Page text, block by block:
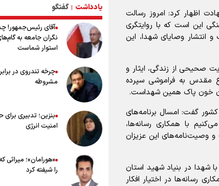
اظهار کرد: امروز رسالت
این است که با روایتگری
و انتشار وصایای شهدا، این
صحیحی از زندگی، ایثار و
مقدس به فراموشی سپرده
خون پاک همین شهداست.
گفت: امسال برنامه‌های
با همکاری رسانه‌ها،
و وصیت‌نامه‌های این عزیزان
و آثار مرتبط با شهدا در بنیاد شهید استان
رسانه‌ها در اختیار افکار
ایران برگردیم/ حضور شهاب حسینی در
تیم انگیزه می‌دهد/ امیدوارم
فصل موفقی داشته باشد
اردوی تیم ملی تکواندو
دانیال شه‌بخش: اردوی ازبکستان
تیم ملی را بالا برد/ برای مدال ناگویا باید
قهرمانان جهان و المپیک را شکست
وجه تسمیه و علت نامگذاری شهر سامرا
وجه تسمیه و علت نامگذاری شهر کربلا
بهترین موکب‌های ایرانی در پیاده روی
۱۴۰۵
توصیه هایی مهم برای پیچ خوردگی پا در
پیاده روی اربعین
خطرات پیاده روی اربعین/ ۷
سفری ایمن و معنوی
۲۰ نکته دوستانه درباره پیاده روی
عراقی ها
یادداشت | گفتگو
آقای رئیس‌جمهور!
نگران جامعه به
استوار شماست
چرخه تندروی در
مشروطه
بنزین؛ تدبیری
امنیت انرژی
«هورامان»؛ میراثی
را شیفته کرد